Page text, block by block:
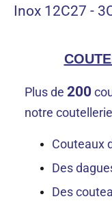
Inox 12C27 -
Plus de 200
notre
Couteaux
Des
Des